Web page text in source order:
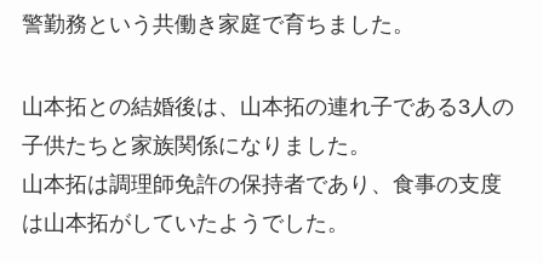
警勤務という共働き家庭で育ちました。
山本拓との結婚後は、山本拓の連れ子である3人の
子供たちと家族関係になりました。
山本拓は調理師免許の保持者であり、食事の支度
は山本拓がしていたようでした。